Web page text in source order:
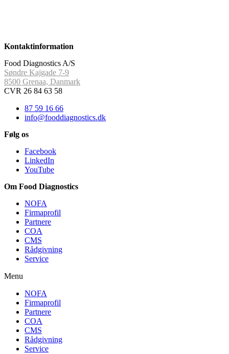
Kontaktinformation
Food Diagnostics A/S
Søndre Kajgade 7-9
8500 Grenaa, Danmark
CVR 26 84 63 58
87 59 16 66
info@fooddiagnostics.dk
Følg os
Facebook
LinkedIn
YouTube
Om Food Diagnostics
NOFA
Firmaprofil
Partnere
COA
CMS
Rådgivning
Service
Menu
NOFA
Firmaprofil
Partnere
COA
CMS
Rådgivning
Service